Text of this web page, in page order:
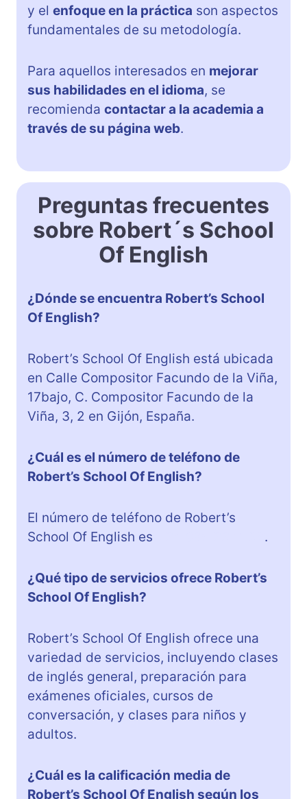
y el enfoque en la práctica son aspectos
fundamentales de su metodología.
Para aquellos interesados en mejorar
sus habilidades en el idioma, se
recomienda contactar a la academia a
través de su página web.
Preguntas frecuentes
sobre Robert´s School
Of English
¿Dónde se encuentra Robert’s School
Of English?
Robert’s School Of English está ubicada
en Calle Compositor Facundo de la Viña,
17bajo, C. Compositor Facundo de la
Viña, 3, 2 en Gijón, España.
¿Cuál es el número de teléfono de
Robert’s School Of English?
El número de teléfono de Robert’s
School Of English es
.
¿Qué tipo de servicios ofrece Robert’s
School Of English?
Robert’s School Of English ofrece una
variedad de servicios, incluyendo clases
de inglés general, preparación para
exámenes oficiales, cursos de
conversación, y clases para niños y
adultos.
¿Cuál es la calificación media de
Robert’s School Of English según los